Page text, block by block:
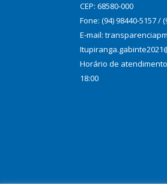
CEP: 68580-000
Fone: (94) 98440-5157 /
E-mail:
Horário de
18:00